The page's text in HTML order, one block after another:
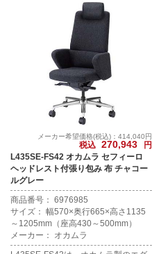
メーカー希望価格(税込)：414,040円
税込 270,943
円
L435SE-FS42 オカムラ セフィーロ
ヘッドレスト付張り包み 布 チャコー
ルグレー
商品番号： 6976985
サイズ： 幅570×奥行665×高さ1135
～1205mm（座高430～500mm）
メーカー： オカムラ